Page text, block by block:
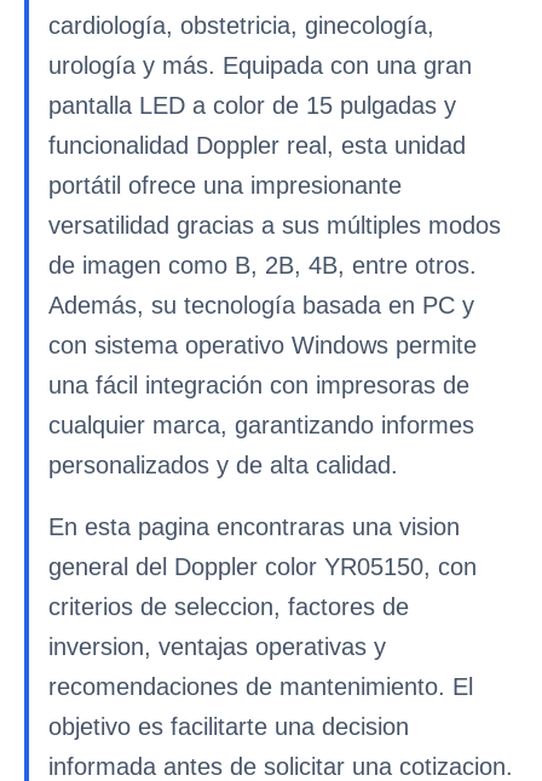
cardiología, obstetricia, ginecología,
urología y más. Equipada con una gran
pantalla LED a color de 15 pulgadas y
funcionalidad Doppler real, esta unidad
portátil ofrece una impresionante
versatilidad gracias a sus múltiples modos
de imagen como B, 2B, 4B, entre otros.
Además, su tecnología basada en PC y
con sistema operativo Windows permite
una fácil integración con impresoras de
cualquier marca, garantizando informes
personalizados y de alta calidad.
En esta pagina encontraras una vision
general del Doppler color YR05150, con
criterios de seleccion, factores de
inversion, ventajas operativas y
recomendaciones de mantenimiento. El
objetivo es facilitarte una decision
informada antes de solicitar una cotizacion.